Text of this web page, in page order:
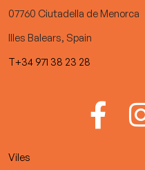
07760 Ciutadella de Menorca
Illes Balears, Spain
T+34 971 38 23 28
Viles